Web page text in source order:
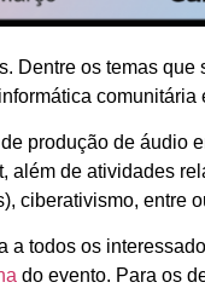
Dentre os temas
comunitária
produção de áudio
de atividades
ciberativismo, entre
todos os
do evento. Para os